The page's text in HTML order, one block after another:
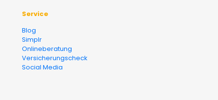
Service
Blog
Simplr
Onlineberatung
Versicherungscheck
Social Media